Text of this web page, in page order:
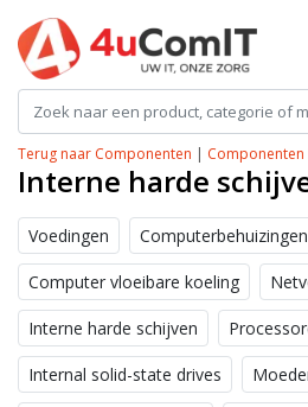
Terug naar Componenten | Componenten
Interne harde
Voedingen Computerbehuizingen
Computer vloeibare koeling
Interne harde schijven
Internal solid-state drives